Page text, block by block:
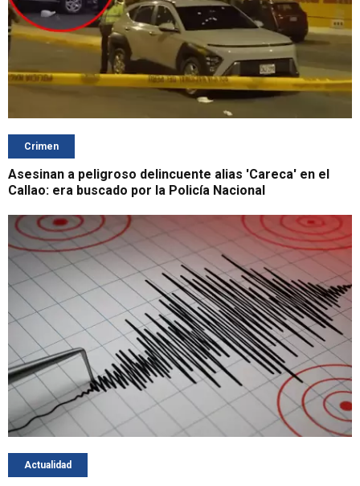
Crimen
Asesinan a peligroso delincuente alias 'Careca' en el
Callao: era buscado por la Policía Nacional
Actualidad